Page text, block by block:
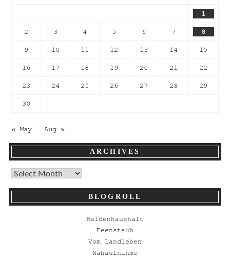
1
2 3 4 5 6 7 8
9 10 11 12 13 14 15
16 17 18 19 20 21 22
23 24 25 26 27 28 29
30
« May Aug »
ARCHIVES
BLOGROLL
Heldenhaushalt
Feenstaub
Vom Landleben
Nahaufnahme